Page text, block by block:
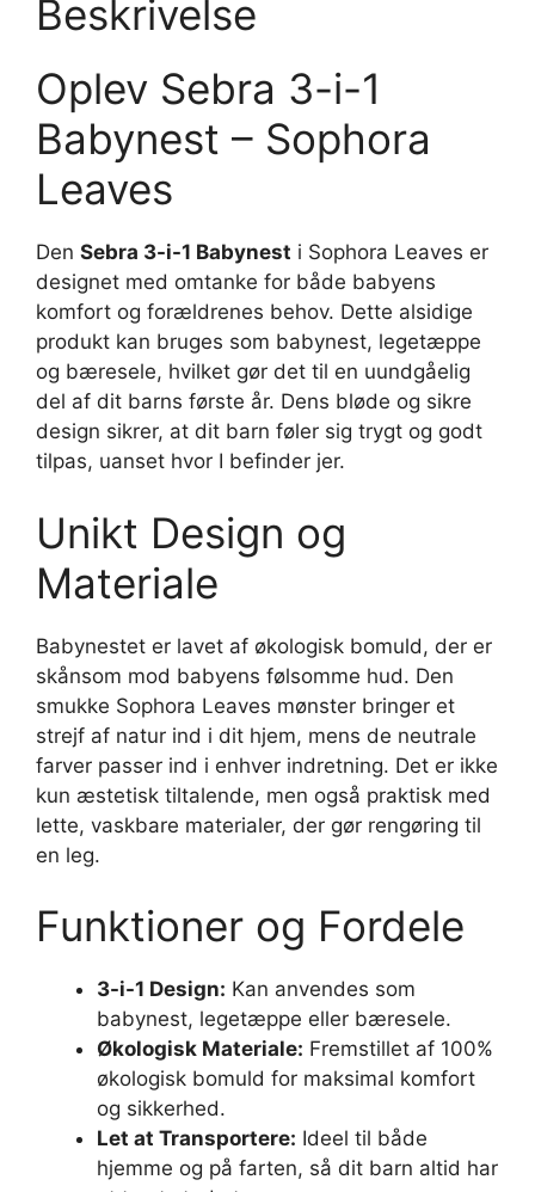
Beskrivelse
Oplev Sebra 3-i-1
Babynest – Sophora
Leaves
Den Sebra 3-i-1 Babynest i Sophora Leaves er
designet med omtanke for både babyens
komfort og forældrenes behov. Dette alsidige
produkt kan bruges som babynest, legetæppe
og bæresele, hvilket gør det til en uundgåelig
del af dit barns første år. Dens bløde og sikre
design sikrer, at dit barn føler sig trygt og godt
tilpas, uanset hvor I befinder jer.
Unikt Design og
Materiale
Babynestet er lavet af økologisk bomuld, der er
skånsom mod babyens følsomme hud. Den
smukke Sophora Leaves mønster bringer et
strejf af natur ind i dit hjem, mens de neutrale
farver passer ind i enhver indretning. Det er ikke
kun æstetisk tiltalende, men også praktisk med
lette, vaskbare materialer, der gør rengøring til
en leg.
Funktioner og Fordele
3-i-1 Design: Kan anvendes som
babynest, legetæppe eller bæresele.
Økologisk Materiale: Fremstillet af 100%
økologisk bomuld for maksimal komfort
og sikkerhed.
Let at Transportere: Ideel til både
hjemme og på farten, så dit barn altid har